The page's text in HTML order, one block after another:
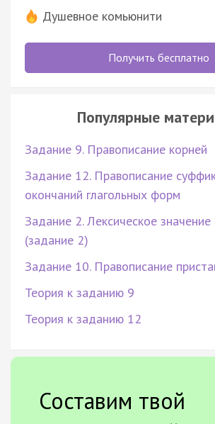
Душевное комьюнити
Получить бесплатно
Популярные
Задание 9. Правописание корней
Задание 12. Правописание
окончаний глагольных форм
Задание 2. Лексическое значение
(задание 2)
Задание 10. Правописание
Теория к заданию 9
Теория к заданию 12
Составим твой